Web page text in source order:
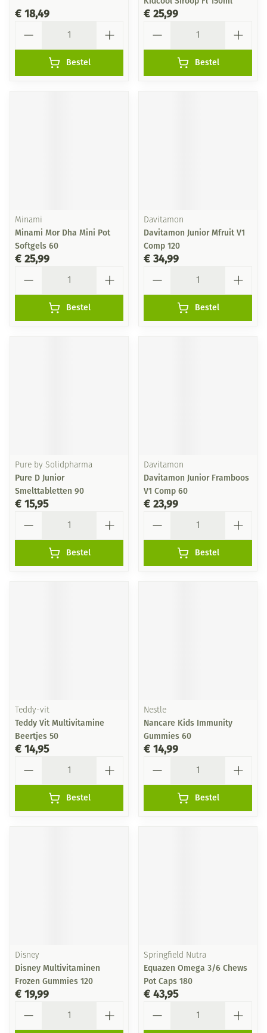
€ 18,49
Bestel
€ 25,99
Bestel
Minami
Minami Mor Dha Mini Pot
Softgels 60
€ 25,99
Bestel
Davitamon
Davitamon Junior Mfruit V1
Comp 120
€ 34,99
Bestel
Pure by Solidpharma
Pure D Junior
Smelttabletten 90
€ 15,95
Bestel
Davitamon
Davitamon Junior Framboos
V1 Comp 60
€ 23,99
Bestel
Teddy-vit
Teddy Vit Multivitamine
Beertjes 50
€ 14,95
Bestel
Nestle
Nancare Kids Immunity
Gummies 60
€ 14,99
Bestel
Disney
Disney Multivitaminen
Frozen Gummies 120
€ 19,99
Springfield Nutra
Equazen Omega 3/6 Chews
Pot Caps 180
€ 43,95